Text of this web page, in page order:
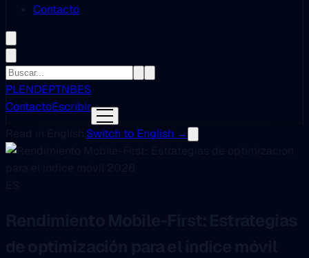
Contacto
PLENDEPTNBES
ContactoEscribir
Switch to English →